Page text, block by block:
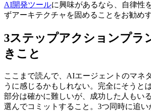
AI開発ツールに興味があるなら、自律性
ずアーキテクチャを固めることをお勧めす
3ステップアクションプラ
きこと
ここまで読んで、AIエージェントのマネ
うに感じるかもしれない。完全にそうと
部分は確かに難しいが、成功した人もい
選んでコミットすること。3つ同時に追い